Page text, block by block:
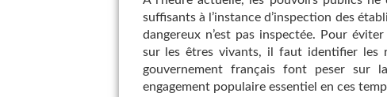
suffisants à l’instance d’inspection des
dangereux n’est pas inspectée. Pour
sur les êtres vivants, il faut identifier les
gouvernement français font peser sur
engagement populaire essentiel en ces